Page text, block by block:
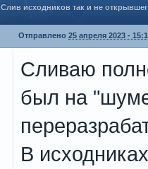
Слив исходников так и не
Отправлено 25 апреля 2023 -
Сливаю
был на
В